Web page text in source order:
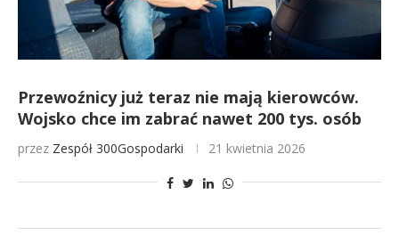
Przewoźnicy już teraz nie mają kierowców.
Wojsko chce im zabrać nawet 200 tys. osób
przez Zespół 300Gospodarki 21 kwietnia 2026